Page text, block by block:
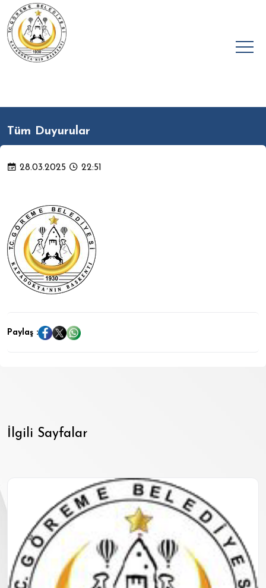
Tüm Duyurular
28.03.2025 22:51
Paylaş :
İlgili Sayfalar